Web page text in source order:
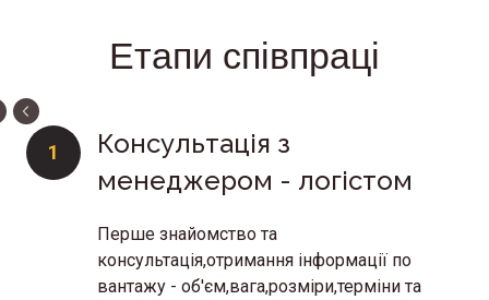
Етапи співпраці
1
Консультація з
менеджером - логістом
Перше знайомство та
консультація,отримання інформації по
вантажу - об'єм,вага,розміри,терміни та